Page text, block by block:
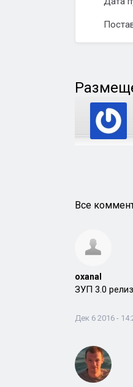
Все
oxanal
ЗУП 3.0
Дек 6 2016 -